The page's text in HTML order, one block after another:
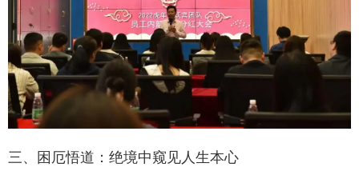
三、困厄悟道：绝境中窥见人生本心